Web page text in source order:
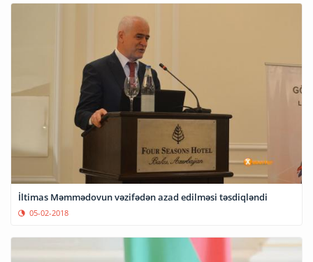
İltimas Məmmədovun vəzifədən azad edilməsi təsdiqləndi
05-02-2018